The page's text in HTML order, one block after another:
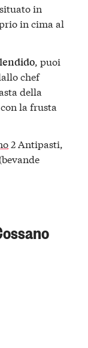
in
in cima al
, puoi
chef
della
la frusta
2 Antipasti,